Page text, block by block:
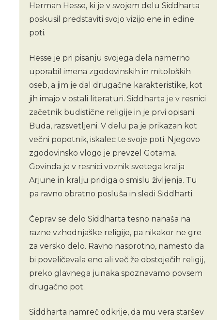
Herman Hesse, ki je v svojem delu Siddharta
poskusil predstaviti svojo vizijo ene in edine
poti.
Hesse je pri pisanju svojega dela namerno
uporabil imena zgodovinskih in mitoloških
oseb, a jim je dal drugačne karakteristike, kot
jih imajo v ostali literaturi. Siddharta je v resnici
začetnik budistične religije in je prvi opisani
Buda, razsvetljeni. V delu pa je prikazan kot
večni popotnik, iskalec te svoje poti. Njegovo
zgodovinsko vlogo je prevzel Gotama.
Govinda je v resnici voznik svetega kralja
Arjune in kralju pridiga o smislu življenja. Tu
pa ravno obratno posluša in sledi Siddharti.
Čeprav se delo Siddharta tesno nanaša na
razne vzhodnjaške religije, pa nikakor ne gre
za versko delo. Ravno nasprotno, namesto da
bi poveličevala eno ali več že obstoječih religij,
preko glavnega junaka spoznavamo povsem
drugačno pot.
Siddharta namreč odkrije, da mu vera staršev